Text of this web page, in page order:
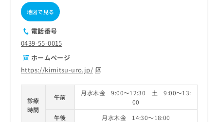
地図で見る
電話番号
0439-55-0015
ホームページ
https://kimitsu-uro.jp/
診療
時間
午前
月水木金 9:00～12:30 土 9:00～13:
00
午後
月水木金 14:30～18:00